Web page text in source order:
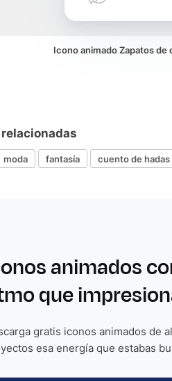
Icono animado Zapatos de
moda fantasía cuento de hadas
animados
que
gratis iconos animados de
esa energía que estabas